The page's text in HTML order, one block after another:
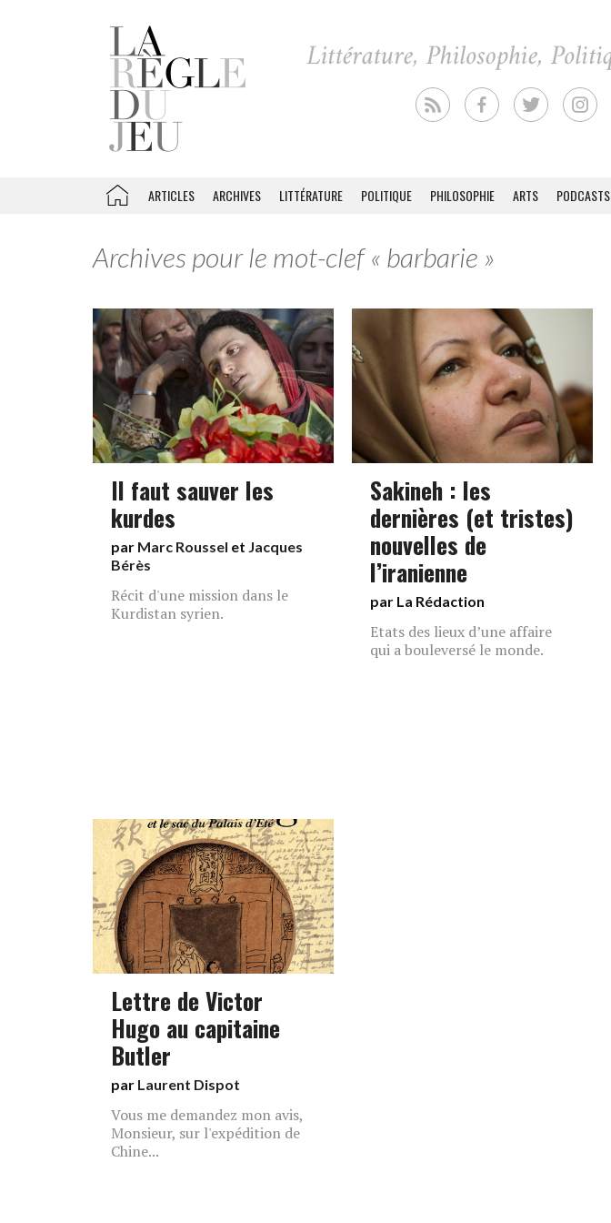
ARTICLES ARCHIVES LITTÉRATURE POLITIQUE PHILOSOPHIE ARTS PODCASTS
Archives pour le mot-clef « barbarie »
Il faut sauver les
kurdes
par Marc Roussel et Jacques
Bérès
Récit d'une mission dans le
Kurdistan syrien.
Sakineh : les
dernières (et tristes)
nouvelles de
l’iranienne
par La Rédaction
Etats des lieux d’une affaire
qui a bouleversé le monde.
Lettre de Victor
Hugo au capitaine
Butler
par Laurent Dispot
Vous me demandez mon avis,
Monsieur, sur l'expédition de
Chine...